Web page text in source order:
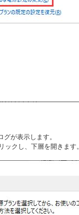
が表示します。
ックし、下層を開きます。